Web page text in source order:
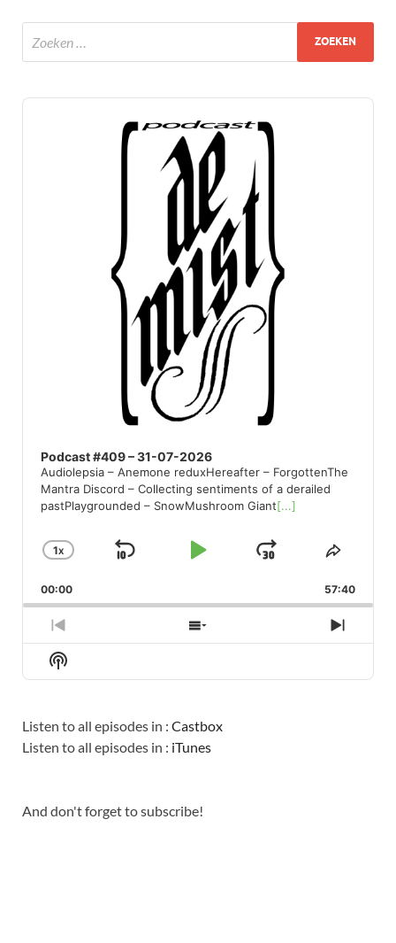
Audio
Podcast #409 – 31-07-2026
Audiolepsia – Anemone reduxHereafter – ForgottenThe
Mantra Discord – Collecting sentiments of a derailed
pastPlaygrounded – SnowMushroom Giant[...]
CHANGE
RATE
1X
SKIP
PLAYJUMP
FORWARD
SHARE
00:00 57:40
PREVIOUS
EPISODE
SHOW
EPISODES
NEXT
Show
Podcast
Listen to all episodes in : Castbox
Listen to all episodes in : iTunes
And don't forget to subscribe!